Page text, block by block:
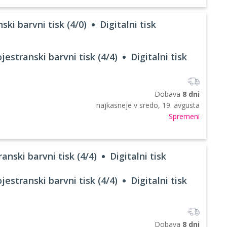
barvni tisk (4/0) Digitalni tisk
barvni tisk (4/4) Digitalni tisk
Dobava 8 dni
najkasneje v sredo, 19. avgusta
Spremeni
barvni tisk (4/4) Digitalni tisk
barvni tisk (4/4) Digitalni tisk
Dobava 8 dni